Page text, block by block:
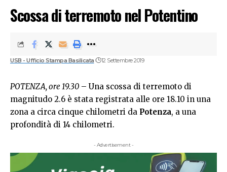
Scossa di terremoto nel Potentino
USB - Ufficio Stampa Basilicata 12 Settembre 2019
POTENZA, ore 19.30 – Una scossa di terremoto di
magnitudo 2.6 è stata registrata alle ore 18.10 in una
zona a circa cinque chilometri da Potenza, a una
profondità di 14 chilometri.
- Advertisement -